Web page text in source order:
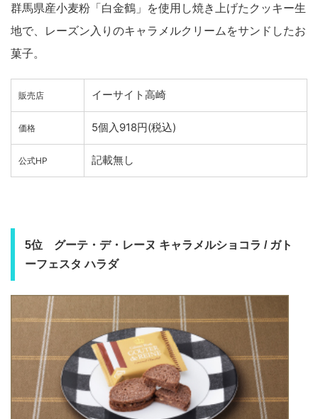
群馬県産小麦粉「白金鶴」を使用し焼き上げたクッキー生
地で、レーズン入りのキャラメルクリームをサンドしたお
菓子。
販売店 イーサイト高崎
価格 5個入918円(税込)
公式HP 記載無し
5位 グーテ・デ・レーヌ キャラメルショコラ / ガト
ーフェスタ ハラダ